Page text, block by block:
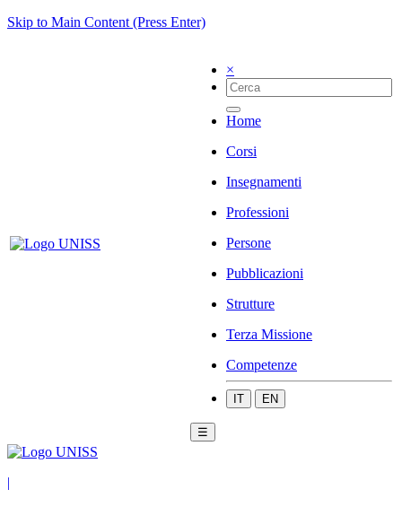
Skip to Main Content (Press Enter)
×
Home
Corsi
Insegnamenti
Professioni
Persone
Pubblicazioni
Strutture
Terza Missione
Competenze
IT EN
☰
|